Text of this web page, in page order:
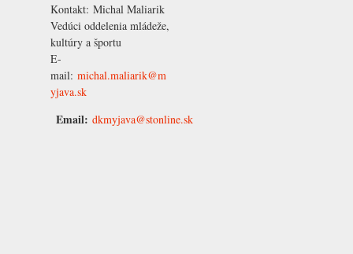
Kontakt: Michal Maliarik
Vedúci oddelenia mládeže,
kultúry a športu
E-
mail: michal.maliarik@m
yjava.sk
Email: dkmyjava@stonline.sk